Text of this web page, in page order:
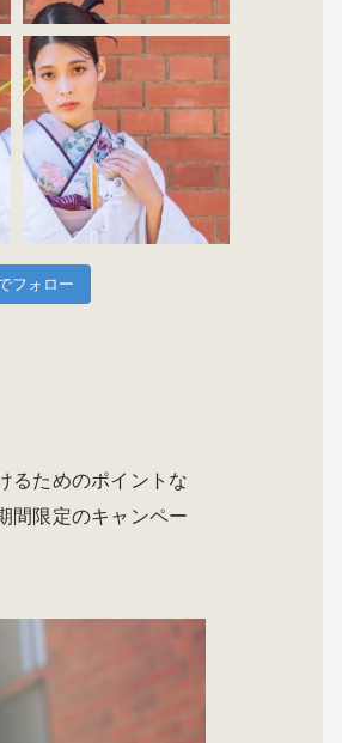
フォロー
るためのポイントな
間限定のキャンペー